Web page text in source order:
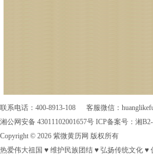
联系电话：400-8913-108 客服微信：
湘公网安备 43011102001657号 ICP备案号： 湘
Copyright © 2026 紫微黄历网 版权所有
热爱伟大祖国 ♥ 维护民族团结 ♥ 弘扬传统文化 ♥